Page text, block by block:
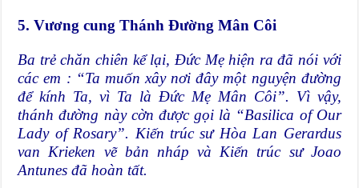
5. Vương cung Thánh Đường Mân Côi
Ba trẻ chăn chiên kể lại, Đức Mẹ hiện ra đã nói với
các em : “Ta muốn xây nơi đây một nguyện đường
để kính Ta, vì Ta là Đức Mẹ Mân Côi”. Vì vậy,
thánh đường này cờn được gọi là “Basilica of Our
Lady of Rosary”. Kiến trúc sư Hòa Lan Gerardus
van Krieken vẽ bản nháp và Kiến trúc sư Joao
Antunes đã hoàn tất.